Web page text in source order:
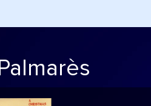
Palmarès